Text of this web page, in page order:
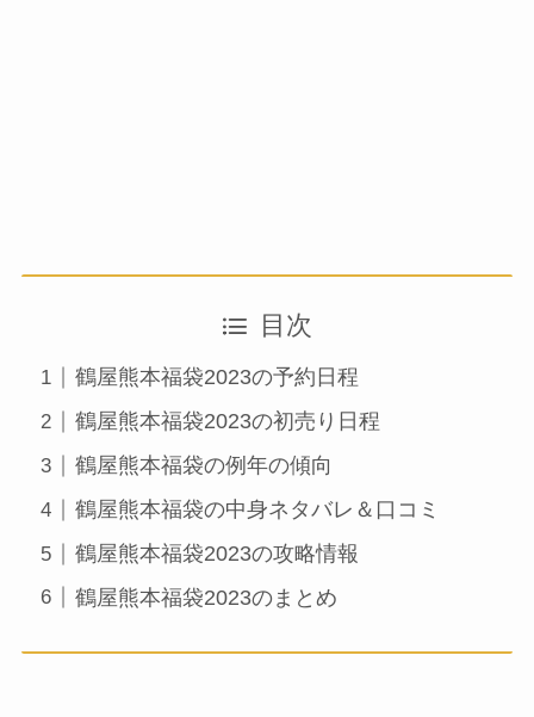
目次
鶴屋熊本福袋2023の予約日程
鶴屋熊本福袋2023の初売り日程
鶴屋熊本福袋の例年の傾向
鶴屋熊本福袋の中身ネタバレ＆口コミ
鶴屋熊本福袋2023の攻略情報
鶴屋熊本福袋2023のまとめ